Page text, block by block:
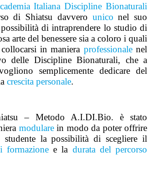
Italiana Discipline Bionaturali
di Shiatsu davvero unico nel suo
possibilità di intraprendere lo studio di
arte del benessere sia a coloro i quali
in maniera professionalenel
delle Discipline Bionaturali, che a
semplicemente dedicare del
crescita personale.
– Metodo A.I.DI.Bio. è stato
modularein modo da poter offrire
la possibilità di scegliere il
formazionee la durata del percorso